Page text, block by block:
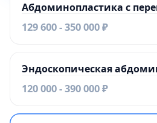
Абдоминопластика с
129 600 - 350 000 ₽
Эндоскопическая
120 000 - 390 000 ₽